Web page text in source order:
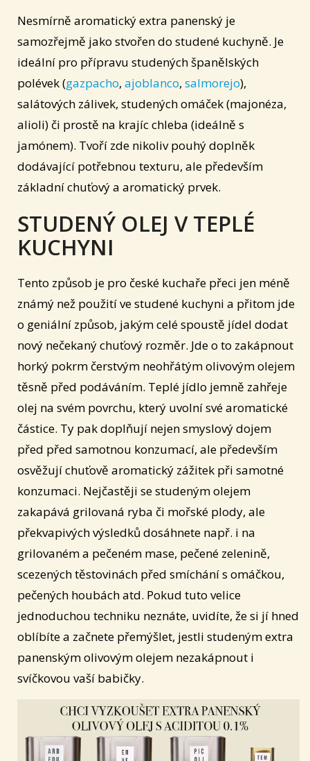
Nesmírně aromatický extra panenský je
samozřejmě jako stvořen do studené kuchyně. Je
ideální pro přípravu studených španělských
polévek (gazpacho, ajoblanco, salmorejo),
salátových zálivek, studených omáček (majonéza,
alioli) či prostě na krajíc chleba (ideálně s
jamónem). Tvoří zde nikoliv pouhý doplněk
dodávající potřebnou texturu, ale především
základní chuťový a aromatický prvek.
STUDENÝ OLEJ V TEPLÉ
KUCHYNI
Tento způsob je pro české kuchaře přeci jen méně
známý než použití ve studené kuchyni a přitom jde
o geniální způsob, jakým celé spoustě jídel dodat
nový nečekaný chuťový rozměr. Jde o to zakápnout
horký pokrm čerstvým neohřátým olivovým olejem
těsně před podáváním. Teplé jídlo jemně zahřeje
olej na svém povrchu, který uvolní své aromatické
částice. Ty pak doplňují nejen smyslový dojem
před před samotnou konzumací, ale především
osvěžují chuťově aromatický zážitek při samotné
konzumaci. Nejčastěji se studeným olejem
zakapává grilovaná ryba či mořské plody, ale
překvapivých výsledků dosáhnete např. i na
grilovaném a pečeném mase, pečené zelenině,
scezených těstovinách před smíchání s omáčkou,
pečených houbách atd. Pokud tuto velice
jednoduchou techniku neznáte, uvidíte, že si jí hned
oblíbíte a začnete přemýšlet, jestli studeným extra
panenským olivovým olejem nezakápnout i
svíčkovou vaší babičky.